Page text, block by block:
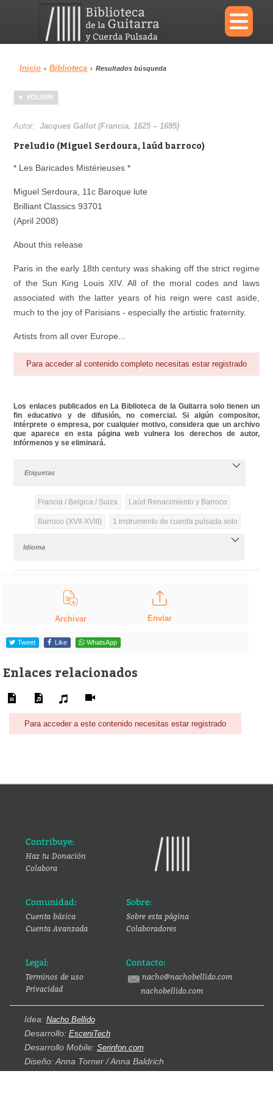
×
Menu
Biblioteca Diccionario
Área personal
Inicio › Biblioteca › Resultados búsqueda
VOLVER
Autor:Jacques Gallot (Francia, 1625 – 1695)
Preludio (Miguel Serdoura, laúd barroco)
* Les Baricades Mistérieuses *
Miguel Serdoura, 11c Baroque lute
Brilliant Classics 93701
(April 2008)
About this release
Paris in the early 18th century was shaking off the strict regime
of the Sun King Louis XIV. All of the moral codes and laws
associated with the latter years of his reign were cast aside,
much to the joy of Parisians - especially the artistic fraternity.
Artists from all over Europe...
Para acceder al contenido completo necesitas estar registrado
Los enlaces publicados en La Biblioteca de la Guitarra solo tienen un
fin educativo y de difusión, no comercial. Si algún compositor,
intérprete o empresa, por cualquier motivo, considera que un archivo
que aparece en esta página web vulnera los derechos de autor,
infórmenos y se eliminará.
Etiquetas
Francia / Belgica / Suiza Laúd Renacimiento y Barroco
Barroco (XVII-XVIII) 1 instrumento de cuerda pulsada solo
Idioma
Archivar Enviar
Tweet Like WhatsApp
Enlaces relacionados
Para acceder a este contenido necesitas estar registrado
Contribuye:
Haz tu Donación
Colabora
Comunidad:
Cuenta básica
Cuenta Avanzada
Sobre:
Sobre esta página
Colaboradores
Legal:
Terminos de uso
Privacidad
Contacto:
nacho@nachobellido.com
nachobellido.com
Idea: Nacho Bellido
Desarrollo: EsceniTech
Desarrollo Mobile: Serinfon.com
Diseño: Anna Torner / Anna Baldrich